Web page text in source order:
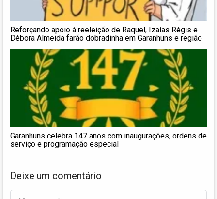
Reforçando apoio à reeleição de Raquel, Izaías Régis e
Débora Almeida farão dobradinha em Garanhuns e região
Garanhuns celebra 147 anos com inaugurações, ordens de
serviço e programação especial
Deixe um comentário